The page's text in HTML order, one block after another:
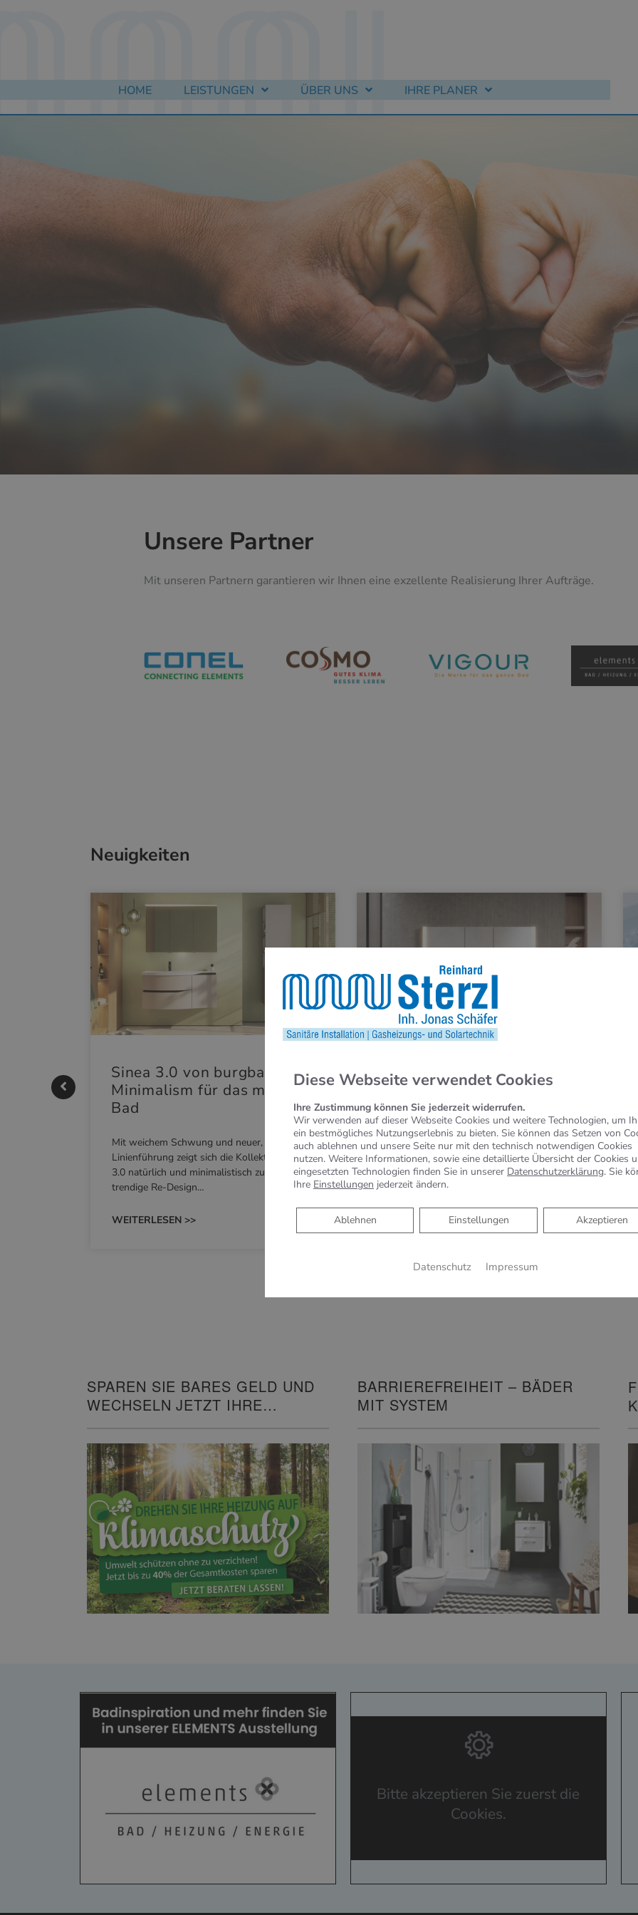
HOME LEISTUNGEN ÜBER UNS IHRE PLANER
Unsere Partner
Mit unseren Partnern garantieren wir Ihnen eine exzellente Realisierung Ihrer Aufträge.
Neuigkeiten
Sinea 3.0 von burgbad: Soft
Minimalism für das moderne
Bad
Mit weichem Schwung und neuer, markanter
Linienführung zeigt sich die Kollektion Sinea
3.0 natürlich und minimalistisch zugleich. Das
trendige Re-Design…
WEITERLESEN >>
KEUCO PHÖNIX –
Spiegelschrank punktet mit
reduziertem Design und
benutzerfreundlicher
Bedienung
Spiegelschrank punktet mit reduziertem
Schlicht, schön und mit vielen praktischen
Features – das zeichnet Phönix aus.…
SPAREN SIE BARES GELD UND
WECHSELN JETZT IHRE
BARRIEREFREIHEIT – BÄDER
MIT SYSTEM
Bitte akzeptieren Sie zuerst die
Cookies.
Diese Webseite verwendet Cookies
Ihre Zustimmung können Sie jederzeit widerrufen.
Wir verwenden auf dieser Webseite Cookies und weitere Technologien, um
ein bestmögliches Nutzungserlebnis zu bieten. Sie können das Setzen von
auch ablehnen und unsere Seite nur mit den technisch notwendigen Cookies
nutzen. Weitere Informationen, sowie eine detaillierte Übersicht der Cookies
eingesetzten Technologien finden Sie in unserer Datenschutzerklärung. Sie
Ihre Einstellungen jederzeit ändern.
Akzeptieren
Einstellungen
Ablehnen
Ablehnen
Datenschutz Impressum